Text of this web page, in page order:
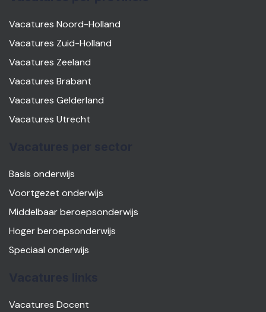
Vacatures Noord-Holland
Vacatures Zuid-Holland
Vacatures Zeeland
Vacatures Brabant
Vacatures Gelderland
Vacatures Utrecht
Basis onderwijs
Voortgezet onderwijs
Middelbaar beroepsonderwijs
Hoger beroepsonderwijs
Speciaal onderwijs
Vacatures Docent